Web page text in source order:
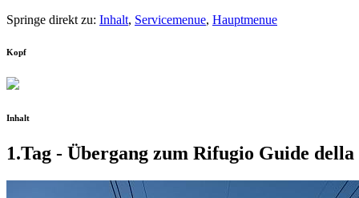
Springe direkt zu: Inhalt, Servicemenue, Hauptmenue
Kopf
Inhalt
1.Tag - Übergang zum Rifugio Guide